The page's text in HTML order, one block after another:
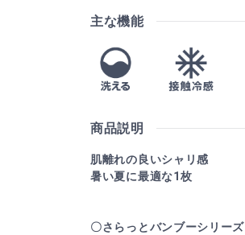
主な機能
商品説明
肌離れの良いシャリ感
暑い夏に最適な1枚
〇さらっとバンブーシリーズ